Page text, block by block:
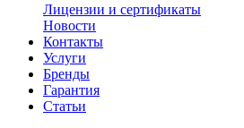
Лицензии и сертификаты
Новости
Контакты
Услуги
Бренды
Гарантия
Статьи